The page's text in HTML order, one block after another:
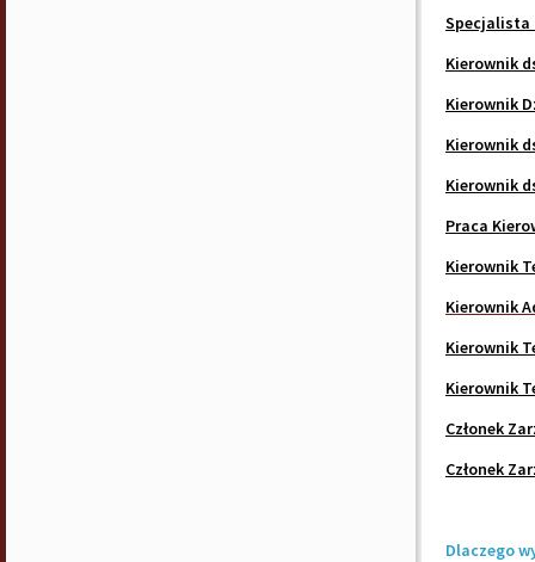
Specjalista
Kierownik
Kierownik
Kierownik
Kierownik
Praca
Kierownik
Kierownik
Kierownik
Kierownik
Członek
Członek
Dlaczego